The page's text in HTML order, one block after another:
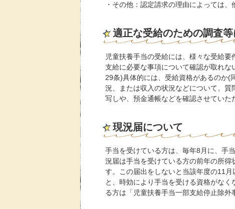
・その他：認定請求の理由によっては、
適正な受給のための調査
児童扶養手当の受給には、様々な受給
支給に必要な事項について確認が取れ
29条)具体的には、受給資格があるのか(
況、または収入の状況などについて、
写しや、預金通帳などを確認させていた
現況届について
手当を受けている方は、毎年8月に、手
況届は手当を受けている方の前年の所
す。この届出をしないと当該年度の11
と、時効により手当を受ける資格がな
る方は「児童扶養手当一部支給停止除外